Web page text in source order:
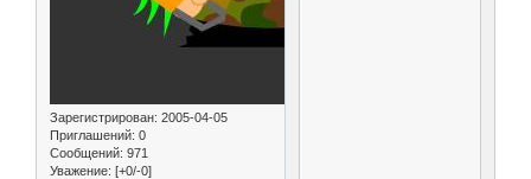
Зарегистрирован: 2005-04-05
Приглашений: 0
Сообщений: 971
Уважение: [+0/-0]